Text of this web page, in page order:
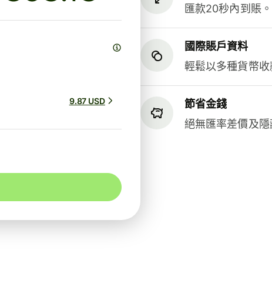
匯款20秒內到賬。
國際賬戶資料
輕鬆以多種貨幣
節省金錢
絕無匯率差價及
9.87 USD